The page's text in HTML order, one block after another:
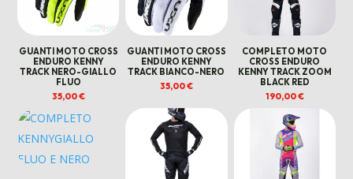
GUANTI MOTO CROSS
ENDURO KENNY
TRACK NERO-GIALLO
FLUO
35,00€
GUANTI MOTO CROSS
ENDURO KENNY
TRACK BIANCO-NERO
35,00€
COMPLETO MOTO
CROSS ENDURO
KENNY TRACK ZOOM
BLACK RED
190,00€